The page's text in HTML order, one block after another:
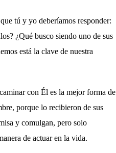
tú y yo deberíamos responder:
¿Qué busco siendo uno de sus
está la clave de nuestra
con Él es la mejor forma de
porque lo recibieron de sus
y comulgan, pero solo
de actuar en la vida.